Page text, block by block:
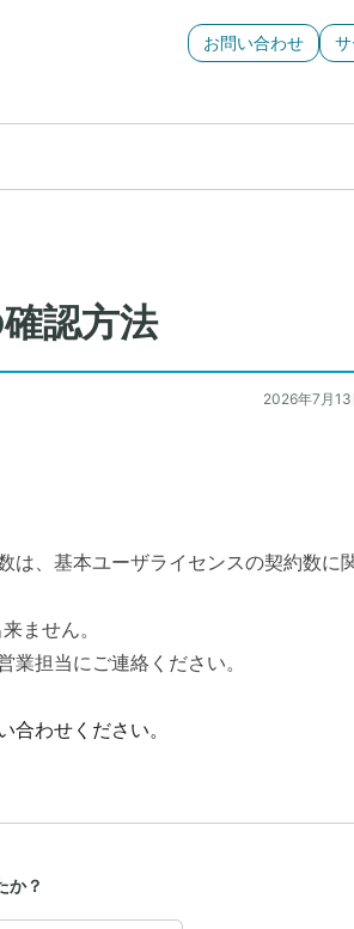
お問い合わせ
認方法
2026年7月13
は、基本ユーザライセンスの契約数に
ません。
業担当にご連絡ください。
わせください。
か？